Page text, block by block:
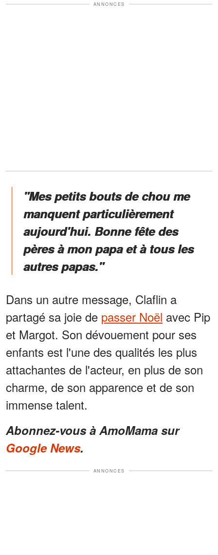
ANNONCES
"Mes petits bouts de chou me
manquent particulièrement
aujourd'hui. Bonne fête des
pères à mon papa et à tous les
autres papas."
Dans un autre message, Claflin a
partagé sa joie de passer Noël avec Pip
et Margot. Son dévouement pour ses
enfants est l'une des qualités les plus
attachantes de l'acteur, en plus de son
charme, de son apparence et de son
immense talent.
Abonnez-vous à AmoMama sur
Google News.
ANNONCES